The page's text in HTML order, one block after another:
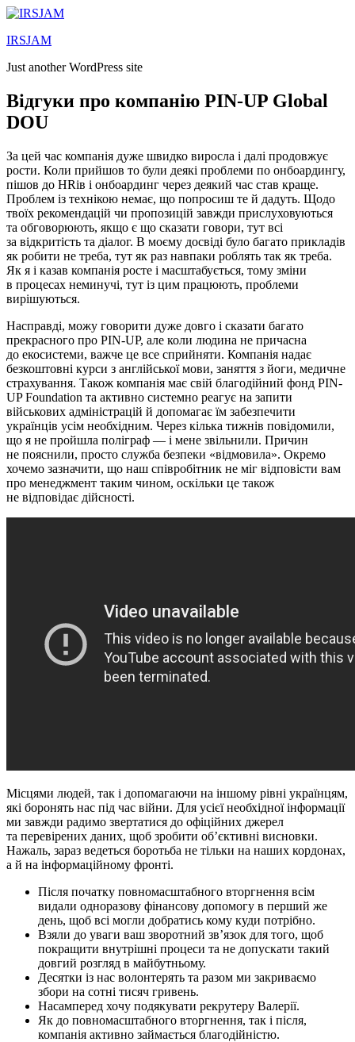
Lewati
konten
IRSJAM
Just another WordPress site
Відгуки про компанію PIN-UP Global
DOU
За цей час компанія дуже швидко виросла і далі продовжує
рости. Коли прийшов то були деякі проблеми по онбоардингу,
пішов до HRів і онбоардинг через деякий час став краще.
Проблем із технікою немає, що попросиш те й дадуть. Щодо
твоїх рекомендацій чи пропозицій завжди прислуховуються
та обговорюють, якщо є що сказати говори, тут всі
за відкритість та діалог. В моєму досвіді було багато прикладів
як робити не треба, тут як раз навпаки роблять так як треба.
Як я і казав компанія росте і масштабується, тому зміни
в процесах неминучі, тут із цим працюють, проблеми
вирішуються.
Насправді, можу говорити дуже довго і сказати багато
прекрасного про PIN-UP, але коли людина не причасна
до екосистеми, важче це все сприйняти. Компанія надає
безкоштовні курси з англійської мови, заняття з йоги, медичне
страхування. Також компанія має свій благодійний фонд PIN-
UP Foundation та активно системно реагує на запити
військових адміністрацій й допомагає їм забезпечити
українців усім необхідним. Через кілька тижнів повідомили,
що я не пройшла поліграф — і мене звільнили. Причин
не пояснили, просто служба безпеки «відмовила». Окремо
хочемо зазначити, що наш співробітник не міг відповісти вам
про менеджмент таким чином, оскільки це також
не відповідає дійсності.
Місцями людей, так і допомагаючи на іншому рівні українцям,
які боронять нас під час війни. Для усієї необхідної інформації
ми завжди радимо звертатися до офіційних джерел
та перевірених даних, щоб зробити об’єктивні висновки.
Нажаль, зараз ведеться боротьба не тільки на наших кордонах,
а й на інформаційному фронті.
Після початку повномасштабного вторгнення всім
видали одноразову фінансову допомогу в перший же
день, щоб всі могли добратись кому куди потрібно.
Взяли до уваги ваш зворотний зв’язок для того, щоб
покращити внутрішні процеси та не допускати такий
довгий розгляд в майбутньому.
Десятки із нас волонтерять та разом ми закриваємо
збори на сотні тисяч гривень.
Насамперед хочу подякувати рекрутеру Валерії.
Як до повномасштабного вторгнення, так і після,
компанія активно займається благодійністю.